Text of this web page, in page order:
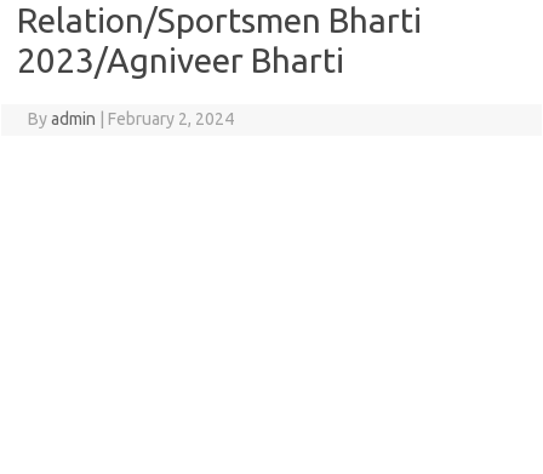
Relation/Sportsmen Bharti
2023/Agniveer Bharti
Byadmin February 2, 2024